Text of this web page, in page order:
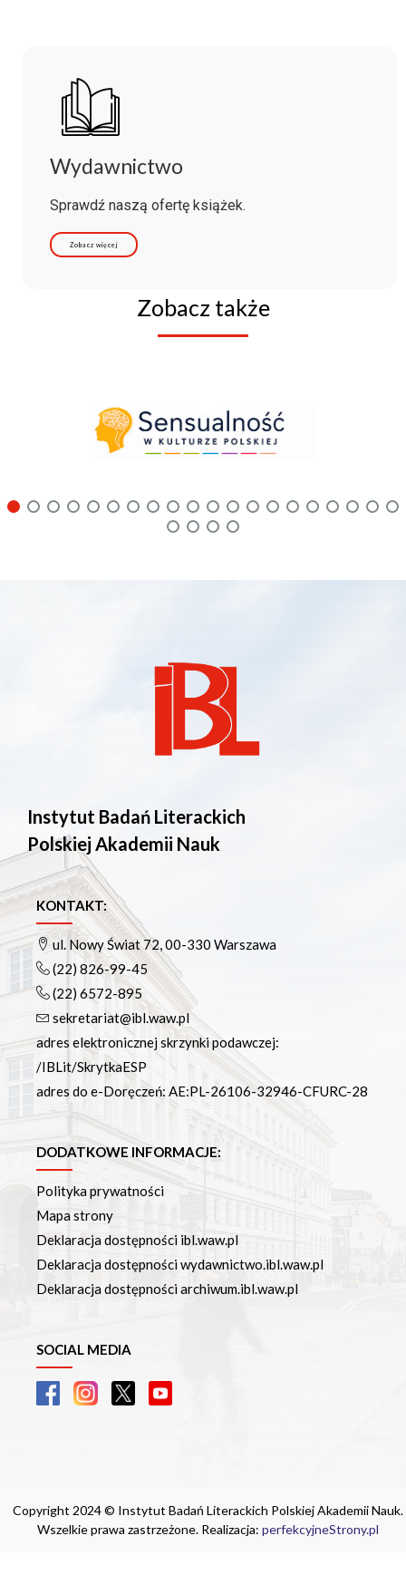
Wydawnictwo
Sprawdź naszą ofertę książek.
Zobacz więcej
Zobacz także
Instytut Badań Literackich
Polskiej Akademii Nauk
KONTAKT:
ul. Nowy Świat 72, 00-330 Warszawa
(22) 826-99-45
(22) 6572-895
sekretariat@ibl.waw.pl
adres elektronicznej skrzynki podawczej:
/IBLit/SkrytkaESP
adres do e-Doręczeń: AE:PL-26106-32946-CFURC-28
DODATKOWE INFORMACJE:
Polityka prywatności
Mapa strony
Deklaracja dostępności ibl.waw.pl
Deklaracja dostępności wydawnictwo.ibl.waw.pl
Deklaracja dostępności archiwum.ibl.waw.pl
SOCIAL MEDIA
Copyright 2024 © Instytut Badań Literackich Polskiej Akademii Nauk.
Wszelkie prawa zastrzeżone. Realizacja: perfekcyjneStrony.pl